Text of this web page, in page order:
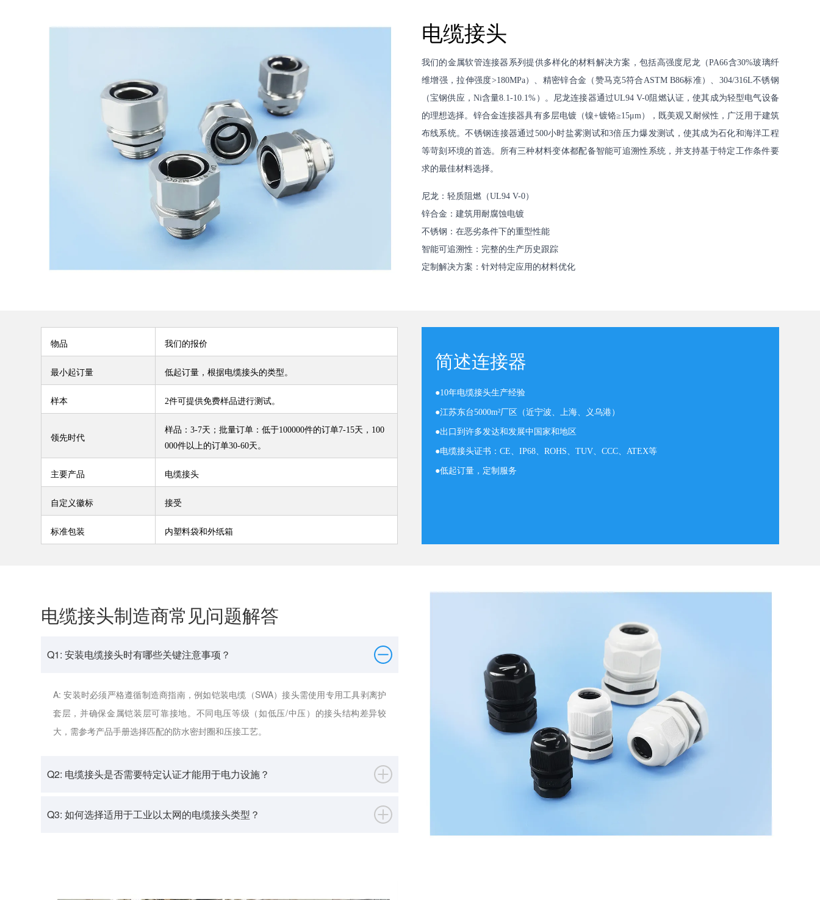
电缆接头
我们的金属软管连接器系列提供多样化的材料解决方案，包括高强度尼龙（PA66含30%玻璃纤
维增强，拉伸强度>180MPa）、精密锌合金（赞马克5符合ASTM B86标准）、304/316L不锈钢
（宝钢供应，Ni含量8.1-10.1%）。尼龙连接器通过UL94 V-0阻燃认证，使其成为轻型电气设备
的理想选择。锌合金连接器具有多层电镀（镍+镀铬≥15μm），既美观又耐候性，广泛用于建筑
布线系统。不锈钢连接器通过500小时盐雾测试和3倍压力爆发测试，使其成为石化和海洋工程
等苛刻环境的首选。所有三种材料变体都配备智能可追溯性系统，并支持基于特定工作条件要
求的最佳材料选择。
尼龙：轻质阻燃（UL94 V-0）
锌合金：建筑用耐腐蚀电镀
不锈钢：在恶劣条件下的重型性能
智能可追溯性：完整的生产历史跟踪
定制解决方案：针对特定应用的材料优化
物品 我们的报价
最小起订量 低起订量，根据电缆接头的类型。
样本 2件可提供免费样品进行测试。
领先时代
样品：3-7天；批量订单：低于100000件的订单7-15天，100
000件以上的订单30-60天。
主要产品 电缆接头
自定义徽标 接受
标准包装 内塑料袋和外纸箱
简述连接器
●10年电缆接头生产经验
●江苏东台5000m²厂区（近宁波、上海、义乌港）
●出口到许多发达和发展中国家和地区
●电缆接头证书：CE、IP68、ROHS、TUV、CCC、ATEX等
●低起订量，定制服务
电缆接头制造商常见问题解答
Q1: 安装电缆接头时有哪些关键注意事项？
A: 安装时必须严格遵循制造商指南，例如铠装电缆（SWA）接头需使用专用工具剥离护
套层，并确保金属铠装层可靠接地。不同电压等级（如低压/中压）的接头结构差异较
大，需参考产品手册选择匹配的防水密封圈和压接工艺。
Q2: 电缆接头是否需要特定认证才能用于电力设施？
Q3: 如何选择适用于工业以太网的电缆接头类型？